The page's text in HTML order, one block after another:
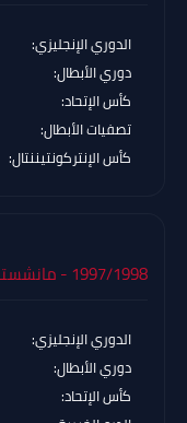
الدوري الإنجليزي:
دوري الأبطال:
كأس الإتحاد:
تصفيات الأبطال:
كأس الإنتركونتيننتال:
1997/1998 - مانشستر يونايتد
الدوري الإنجليزي:
دوري الأبطال:
كأس الإتحاد: